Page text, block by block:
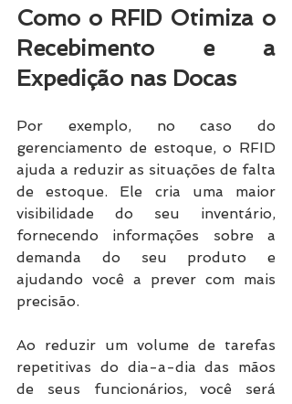
Como o RFID Otimiza o
Recebimento e a
Expedição nas Docas
Por exemplo, no caso do
gerenciamento de estoque, o RFID
ajuda a reduzir as situações de falta
de estoque. Ele cria uma maior
visibilidade do seu inventário,
fornecendo informações sobre a
demanda do seu produto e
ajudando você a prever com mais
precisão.
Ao reduzir um volume de tarefas
repetitivas do dia-a-dia das mãos
de seus funcionários, você será